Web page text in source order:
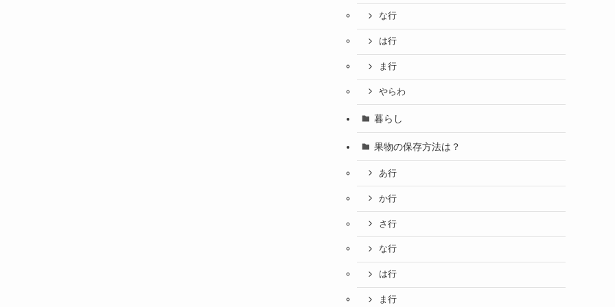
な行
は行
ま行
やらわ
暮らし
果物の保存方法は？
あ行
か行
さ行
な行
は行
ま行